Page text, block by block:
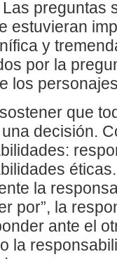
preguntas
estuvieran
y
por la
los
que
decisión.
la
por”, la
ante el
la